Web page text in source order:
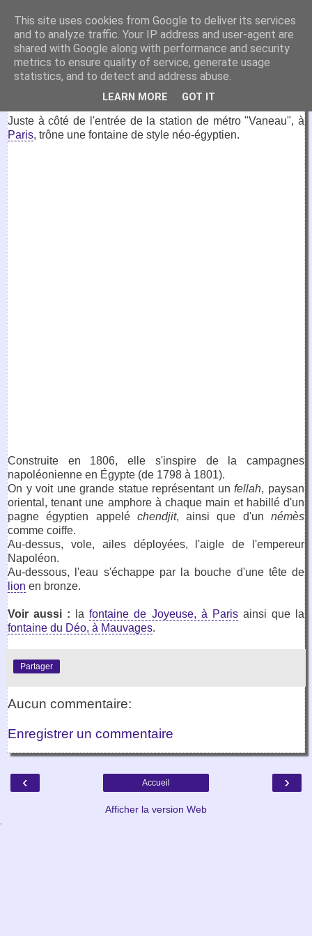
VirtuaFrance
Visitez la France depuis votre fauteuil.
9 avril 2020
Fontaine du Fellah, Paris
Juste à côté de l'entrée de la station de métro "Vaneau", à
Paris, trône une fontaine de style néo-égyptien.
Construite en 1806, elle s'inspire de la campagnes
napoléonienne en Égypte (de 1798 à 1801).
On y voit une grande statue représentant unfellah, paysan
oriental, tenant une amphore à chaque main et habillé d'un
pagne égyptien appelé chendjit, ainsi que d'unnémès
comme coiffe.
Au-dessus, vole, ailes déployées, l'aigle de l'empereur
Napoléon.
Au-dessous, l'eau s'échappe par la bouche d'une tête de
lion en bronze.
Voir aussi : lafontaine de Joyeuse, à Parisainsi que la
fontaine du Déo, à Mauvages.
Partager
Aucun commentaire:
Enregistrer un commentaire
‹ ›
Accueil
Afficher la version Web
This site uses cookies from Google to deliver its services
and to analyze traffic. Your IP address and user-agent are
shared with Google along with performance and security
metrics to ensure quality of service, generate usage
statistics, and to detect and address abuse.
LEARN MORE GOT IT